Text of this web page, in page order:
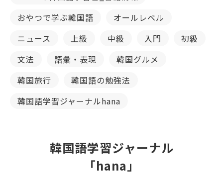
おやつで学ぶ韓国語
オールレベル
ニュース
上級 中級 入門
初級
文法
語彙・表現
韓国グルメ
韓国旅行
韓国語の勉強法
韓国語学習ジャーナルhana
韓国語学習ジャーナル
「hana」